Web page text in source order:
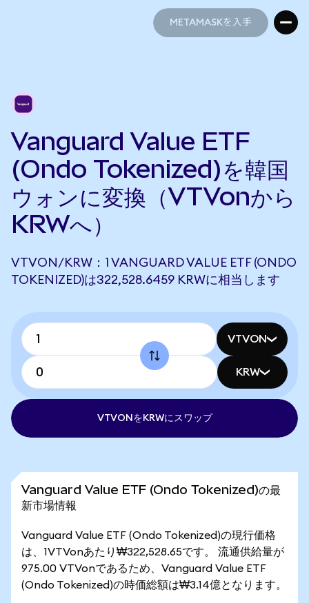
METAMASKを入手
Vanguard Value ETF
(Ondo Tokenized)を韓国
ウォンに変換（VTVonから
KRWへ）
VTVON/KRW：1 VANGUARD VALUE ETF (ONDO
TOKENIZED)は322,528.6459 KRWに相当します
VTVON
KRW
VTVONをKRWにスワップ
Vanguard Value ETF (Ondo Tokenized)の最
新市場情報
Vanguard Value ETF (Ondo Tokenized)の現行価格
は、1VTVonあたり₩322,528.65です。 流通供給量が
975.00 VTVonであるため、Vanguard Value ETF
(Ondo Tokenized)の時価総額は₩3.14億となります。